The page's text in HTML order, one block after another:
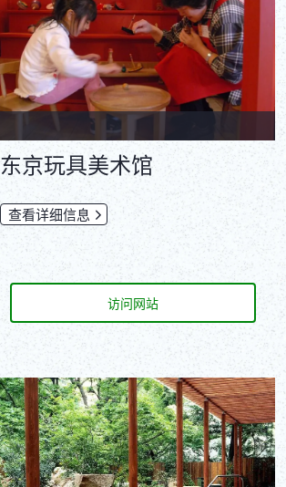
东京玩具美术馆
查看详细信息
访问网站